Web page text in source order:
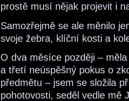
prostě musí nějak projevit i
Samozřejmě se ale měnilo
svoje žebra, klíční kosti a
O dva měsíce později –
a třetí neúspěšný pokus o
předmětu – jsem se složila
pohotovosti, seděl vedle mě